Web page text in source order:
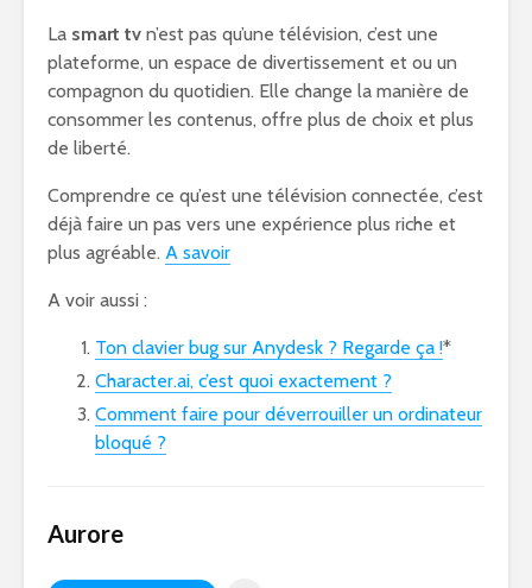
La smart tv n’est pas qu’une télévision, c’est une
plateforme, un espace de divertissement et ou un
compagnon du quotidien. Elle change la manière de
consommer les contenus, offre plus de choix et plus
de liberté.
Comprendre ce qu’est une télévision connectée, c’est
déjà faire un pas vers une expérience plus riche et
plus agréable. A savoir
A voir aussi :
Ton clavier bug sur Anydesk ? Regarde ça !*
Character.ai, c’est quoi exactement ?
Comment faire pour déverrouiller un ordinateur
bloqué ?
Aurore